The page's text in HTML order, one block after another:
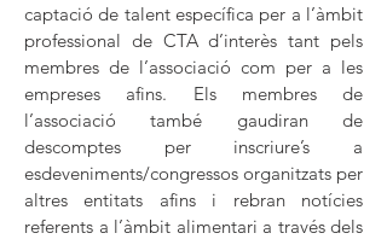
captació de talent específica per a l’àmbit
professional de CTA d’interès tant pels
membres de l’associació com per a les
empreses afins. Els membres de
l’associació també gaudiran de
descomptes per inscriure’s a
esdeveniments/congressos organitzats per
altres entitats afins i rebran notícies
referents a l’àmbit alimentari a través dels